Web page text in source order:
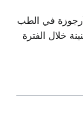
في الطب
خلال الفترة